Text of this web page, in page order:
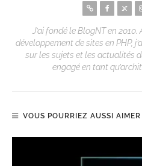
J’ai fondé le BlogNT en
développement de sites en PHP,
sur les sujets et les actualités
engagé en tant
VOUS POURRIEZ AUSSI AIMER